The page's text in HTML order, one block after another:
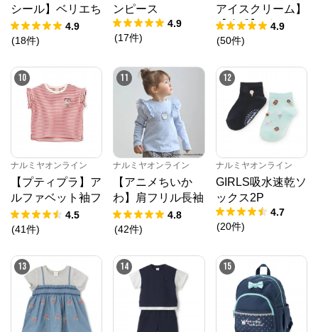
シール】ベリエち
ゃん
4.9
(18件)
ンピース
4.9
(17件)
アイスクリーム】
【冷感】グラフィ
ック半袖Tシャツ
4.9
(50件)
10
ナルミヤオンライン
【プティプラ】ア
ルファベット袖フ
リルTシャツ
4.5
(41件)
11
ナルミヤオンライン
【アニメちいか
わ】肩フリル長袖
Tシャツ
4.8
(42件)
12
ナルミヤオンライン
GIRLS吸水速乾ソ
ックス2P
4.7
(20件)
13 14 15